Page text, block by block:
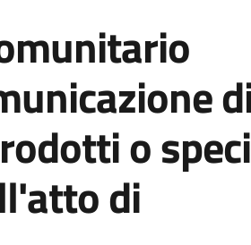
o
di